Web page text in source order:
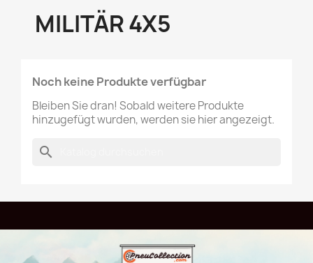
MILITÄR 4X5
Noch keine Produkte verfügbar
Bleiben Sie dran! Sobald weitere Produkte
hinzugefügt wurden, werden sie hier angezeigt.
search